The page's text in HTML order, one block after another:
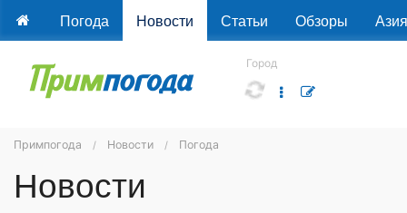
Погода Новости Статьи Обзоры Азия
Город
Примпогода Новости Погода
Новости